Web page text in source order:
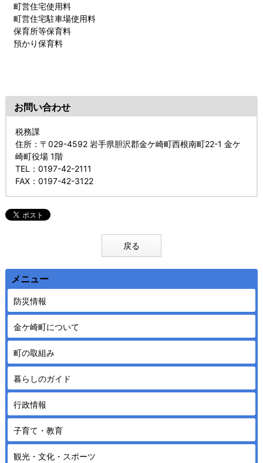
町営住宅使用料
町営住宅駐車場使用料
保育所等保育料
預かり保育料
お問い合わせ
税務課
住所：〒029-4592 岩手県胆沢郡金ケ崎町西根南町22-1 金ケ
崎町役場 1階
TEL
：0197-42-2111
FAX：0197-42-3122
戻る
メニュー
防災情報
金ケ崎町について
町の取組み
暮らしのガイド
行政情報
子育て・教育
観光・文化・スポーツ